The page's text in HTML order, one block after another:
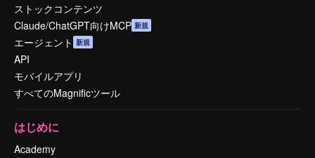
ストックコンテンツ
Claude/ChatGPT向けMCP 新規
エージェント 新規
API
モバイルアプリ
すべてのMagnificツール
はじめに
Academy